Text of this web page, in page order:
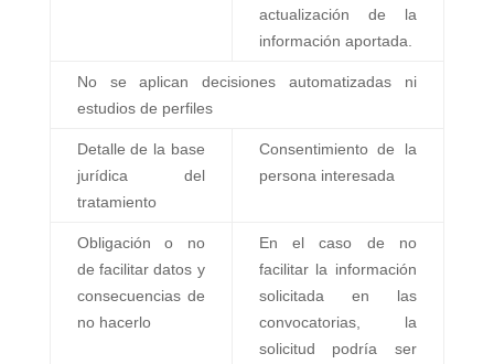
actualización de la
información aportada.
No se aplican decisiones automatizadas ni
estudios de perfiles
Detalle de la base
jurídica del
tratamiento
Consentimiento de la
persona interesada
Obligación o no
de facilitar datos y
consecuencias de
no hacerlo
En el caso de no
facilitar la información
solicitada en las
convocatorias, la
solicitud podría ser